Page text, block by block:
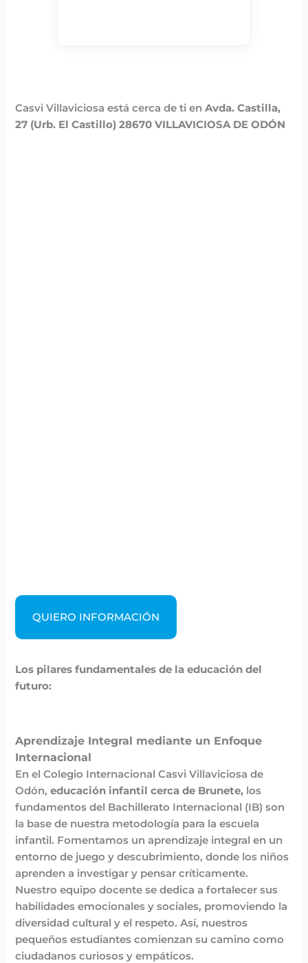
Casvi Villaviciosa está cerca de ti enAvda. Castilla,
27 (Urb. El Castillo) 28670 VILLAVICIOSA DE ODÓN
QUIERO INFORMACIÓN
Los pilares fundamentales de la educación del
futuro:
Aprendizaje Integral mediante un Enfoque
Internacional
En el Colegio Internacional Casvi Villaviciosa de
Odón,educación infantil cerca de Brunete, los
fundamentos del Bachillerato Internacional (IB) son
la base de nuestra metodología para la escuela
infantil. Fomentamos un aprendizaje integral en un
entorno de juego y descubrimiento, donde los niños
aprenden a investigar y pensar críticamente.
Nuestro equipo docente se dedica a fortalecer sus
habilidades emocionales y sociales, promoviendo la
diversidad cultural y el respeto. Así, nuestros
pequeños estudiantes comienzan su camino como
ciudadanos curiosos y empáticos.